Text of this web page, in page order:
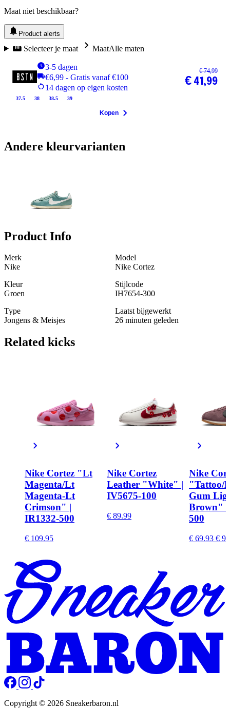
Maat niet beschikbaar?
Product alerts
Selecteer je maat MaatAlle maten
3-5 dagen
€6,99 - Gratis vanaf €100
14 dagen op eigen kosten
37.5 38 38.5 39
€ 74,99
€ 41,99
Kopen
Andere kleurvarianten
Product Info
Merk
Nike
Model
Nike Cortez
Kleur
Groen
Stijlcode
IH7654-300
Type
Jongens & Meisjes
Laatst bijgewerkt
26 minuten geleden
Related kicks
Nike Cortez "Lt
Magenta/Lt
Magenta-Lt
Crimson" |
IR1332-500
€ 109.95
Nike Cortez
Leather "White" |
IV5675-100
€ 89.99
Nike
"Tattoo/
Gum
Brown" |
500
€ 69.93 €
Copyright © 2026 Sneakerbaron.nl